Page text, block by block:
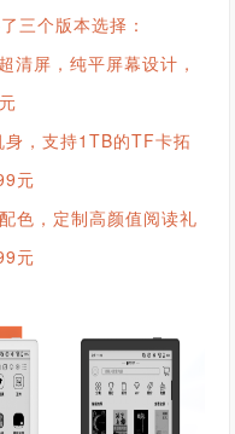
三个版本选择：
清屏，纯平屏幕设计，
身，支持1TB的TF卡拓
元
色，定制高颜值阅读礼
元